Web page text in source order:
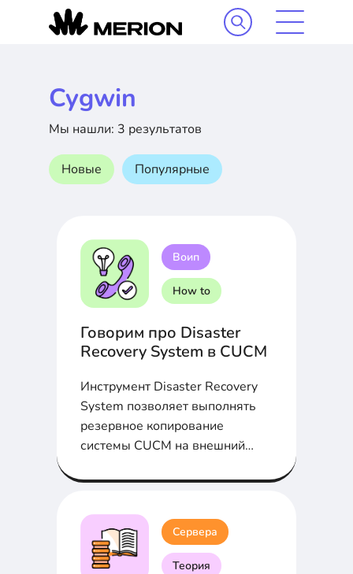
Cygwin
Мы нашли: 3 результатов
Новые Популярные
Воип
How to
Говорим про Disaster
Recovery System в CUCM
Инструмент Disaster Recovery
System позволяет выполнять
резервное копирование
системы CUCM на внешний
Сервера
Теория